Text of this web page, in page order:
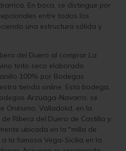
En boca, se distingue por
entre todos los
una estructura sólida y
del Duero al comprar La
tinto seco elaborado
100% por Bodegas
tienda online. Esta bodega,
Arzuaga-Navarro, se
Onésimo, Valladolid, en la
Ribera del Duero de Castilla y
ubicada en la "milla de
la famosa Vega-Sicilia en la